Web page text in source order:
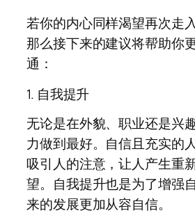
若你的内心同样渴望再次走
那么接下来的建议将帮助你
通：
1. 自我提升
无论是在外貌、职业还是兴
力做到最好。自信且充实的
吸引人的注意，让人产生重
望。自我提升也是为了增强
来的发展更加从容自信。